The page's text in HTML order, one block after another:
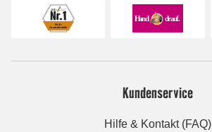
Kundenservice
Hilfe & Kontakt (FAQ)